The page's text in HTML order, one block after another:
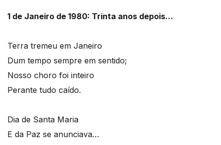
1 de Janeiro de 1980: Trinta anos depois…
Terra tremeu em Janeiro
Dum tempo sempre em sentido;
Nosso choro foi inteiro
Perante tudo caído.
Dia de Santa Maria
E da Paz se anunciava…